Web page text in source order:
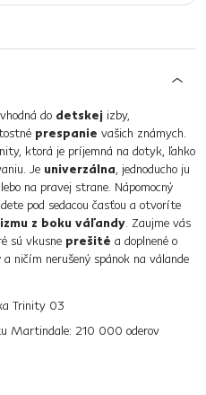
do detskej izby,
prespanie vašich známych.
ktorá je príjemná na dotyk, ľahko
Je univerzálna, jednoducho ju
na pravej strane. Nápomocný
pod sedacou časťou a otvoríte
z boku váľandy. Zaujme vás
sú vkusne prešité a doplnené o
a ničím nerušený spánok na válande
Trinity 03
Martindale: 210 000 oderov